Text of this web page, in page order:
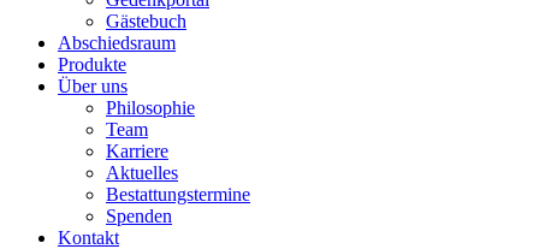
Gästebuch
Abschiedsraum
Produkte
Über uns
Philosophie
Team
Karriere
Aktuelles
Bestattungstermine
Spenden
Kontakt